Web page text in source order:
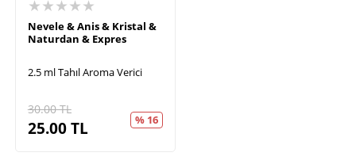
★★★★★
Nevele & Anis & Kristal &
Naturdan & Expres
2.5 ml Tahıl Aroma Verici
30.00TL
25.00TL % 16